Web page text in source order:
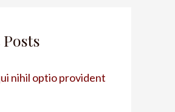
nihil optio provident